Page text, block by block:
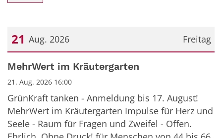
Freitag
21 Aug. 2026
Datum: 21. August 2026
MehrWert im Kräutergarten
21. Aug. 2026 16:00
GrünKraft tanken - Anmeldung bis 17. August!
MehrWert im Kräutergarten Impulse für Herz und
Seele - Raum für Fragen und Zweifel - Offen.